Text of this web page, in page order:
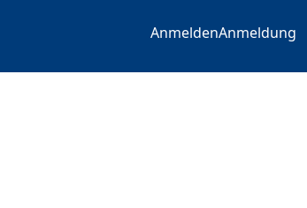
AnmeldenAnmeldung